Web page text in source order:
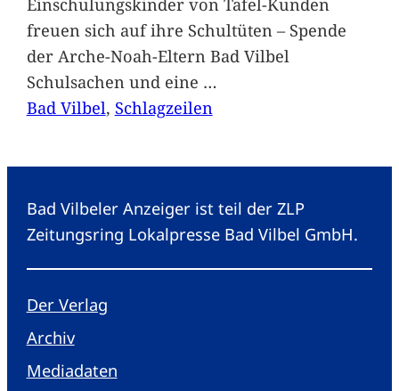
freuen sich auf ihre Schultüten – Spende
der Arche-Noah-Eltern Bad Vilbel
Schulsachen und eine …
Bad Vilbel, Schlagzeilen
Bad Vilbeler Anzeiger ist teil der ZLP
Zeitungsring Lokalpresse Bad Vilbel GmbH.
Der Verlag
Archiv
Mediadaten